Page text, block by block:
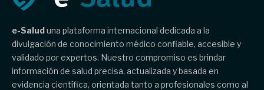
e-Saluduna plataforma internacional dedicada a la
divulgación de conocimiento médico confiable, accesible y
validado por expertos. Nuestro compromiso es brindar
información de salud precisa, actualizada y basada en
evidencia científica, orientada tanto a profesionales como al